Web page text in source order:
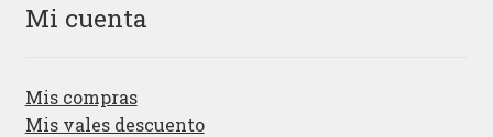
Mi cuenta
Mis compras
Mis vales descuento